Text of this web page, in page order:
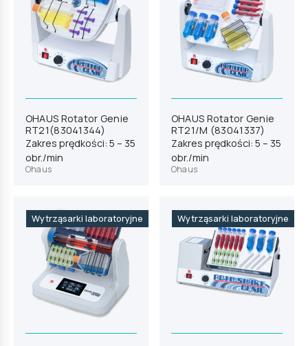
OHAUS Rotator Genie
RT21(83041344)
Zakres prędkości: 5 – 35
obr./min
Ohaus
OHAUS Rotator Genie
RT21/M (83041337)
Zakres prędkości: 5 – 35
obr./min
Ohaus
Wytrząsarki laboratoryjne Wytrząsarki laboratoryjne